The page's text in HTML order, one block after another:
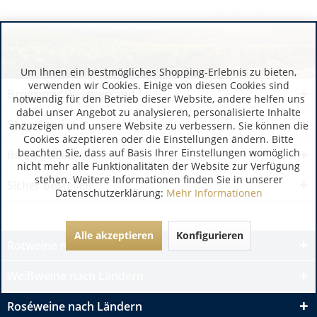
Brogsitter Weinversand
Shop Service
Ihre Vorteile
Sicher bestellen
Rotweine nach Ländern
Roséweine nach Ländern
Um Ihnen ein bestmögliches Shopping-Erlebnis zu bieten,
verwenden wir Cookies. Einige von diesen Cookies sind
notwendig für den Betrieb dieser Website, andere helfen uns
dabei unser Angebot zu analysieren, personalisierte Inhalte
anzuzeigen und unsere Website zu verbessern. Sie können die
Cookies akzeptieren oder die Einstellungen ändern. Bitte
beachten Sie, dass auf Basis Ihrer Einstellungen womöglich
nicht mehr alle Funktionalitäten der Website zur Verfügung
stehen. Weitere Informationen finden Sie in unserer
Datenschutzerklärung: Mehr Informationen
Alle akzeptieren Konfigurieren